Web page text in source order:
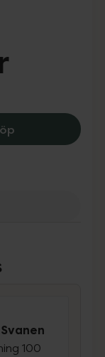
Depend
100